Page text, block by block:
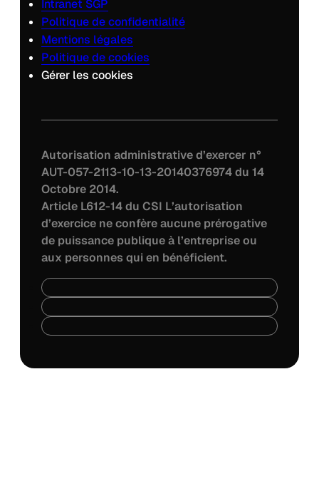
Intranet SGP
Politique de confidentialité
Mentions légales
Politique de cookies
Gérer les cookies
Autorisation administrative d’exercer n°
AUT-057-2113-10-13-20140376974 du 14
Octobre 2014.
Article L612-14 du CSI L’autorisation
d’exercice ne confère aucune prérogative
de puissance publique à l’entreprise ou
aux personnes qui en bénéficient.